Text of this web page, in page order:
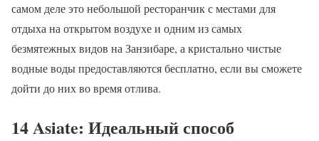
самом деле это небольшой ресторанчик с местами для
отдыха на открытом воздухе и одним из самых
безмятежных видов на Занзибаре, а кристально чистые
водные воды предоставляются бесплатно, если вы сможете
дойти до них во время отлива.
14 Asiate: Идеальный способ